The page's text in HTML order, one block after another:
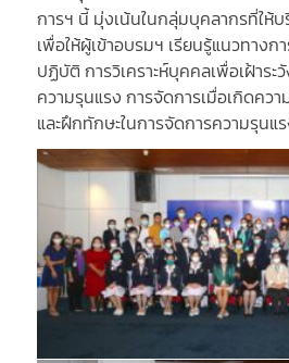
การฯ นี้ มุ่งเน้นในกลุ่มบุคลากรที่ให้
เพื่อให้ผู้เข้าอบรมฯ เรียนรู้แนวทางก
ปฏิบัติ การวิเคราะห์บุคคลเพื่อเฝ้าร
ความรุนแรง การจัดการเมื่อเกิดคว
และฝึกทักษะในการจัดการความรุนแ